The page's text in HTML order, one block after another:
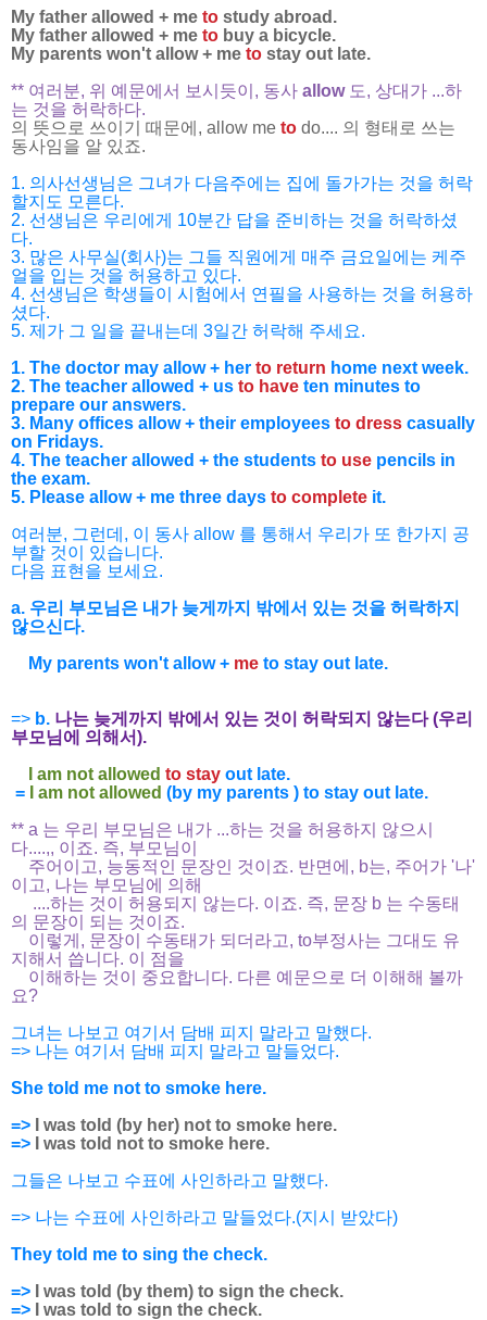
My father allowed + me to study abroad.
My father allowed + me to buy a bicycle.
My parents won't allow + me to stay out late.
** 여러분, 위 예문에서 보시듯이, 동사 allow도, 상대가 ...하
는 것을 허락하다.
의 뜻으로 쓰이기 때문에, allow me to do.... 의 형태로 쓰는
동사임을 알 있죠.
1. 의사선생님은 그녀가 다음주에는 집에 돌가가는 것을 허락
할지도 모른다.
2. 선생님은 우리에게 10분간 답을 준비하는 것을 허락하셨
다.
3. 많은 사무실(회사)는 그들 직원에게 매주 금요일에는 케주
얼을 입는 것을 허용하고 있다.
4. 선생님은 학생들이 시험에서 연필을 사용하는 것을 허용하
셨다.
5. 제가 그 일을 끝내는데 3일간 허락해 주세요.
1. The doctor may allow + her to return home next week.
2. The teacher allowed + us to have ten minutes to
prepare our answers.
3. Many offices allow + their employees to dress casually
on Fridays.
4. The teacher allowed + the students to use pencils in
the exam.
5. Please allow + me three days to complete it.
여러분, 그런데, 이 동사 allow 를 통해서 우리가 또 한가지 공
부할 것이 있습니다.
다음 표현을 보세요.
a. 우리 부모님은 내가 늦게까지 밖에서 있는 것을 허락하지
않으신다.
My parents won't allow + me to stay out late.
=> b. 나는 늦게까지 밖에서 있는 것이 허락되지 않는다 (우리
부모님에 의해서).
I am not allowed to stay out late.
= I am not allowed (by my parents ) to stay out late.
** a 는 우리 부모님은 내가 ...하는 것을 허용하지 않으시
다....,, 이죠. 즉, 부모님이
주어이고, 능동적인 문장인 것이죠. 반면에, b는, 주어가 '나'
이고, 나는 부모님에 의해
....하는 것이 허용되지 않는다. 이죠. 즉, 문장 b 는 수동태
의 문장이 되는 것이죠.
이렇게, 문장이 수동태가 되더라고, to부정사는 그대도 유
지해서 씁니다. 이 점을
이해하는 것이 중요합니다. 다른 예문으로 더 이해해 볼까
요?
그녀는 나보고 여기서 담배 피지 말라고 말했다.
=> 나는 여기서 담배 피지 말라고 말들었다.
She told me not to smoke here.
=>
I was told (by her) not to smoke here.
=>
I was told not to smoke here.
그들은 나보고 수표에 사인하라고 말했다.
=> 나는 수표에 사인하라고 말들었다.(지시 받았다)
They told me to sing the check.
=>
I was told (by them) to sign the check.
=>
I was told to sign the check.